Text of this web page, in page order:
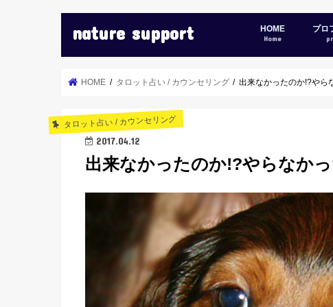
nature support HOME
Home
プロ
HOME タロット占い / カウンセリング 出来なかったのか!?やら
タロット占い / カウンセリング
2017.04.12
出来なかったのか!?やらなか